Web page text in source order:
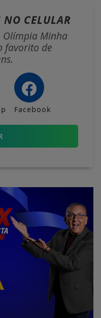
NO CELULAR
Olímpia Minha
favorito de
Facebook